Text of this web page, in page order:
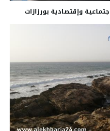
وإقتصادية بورزازات